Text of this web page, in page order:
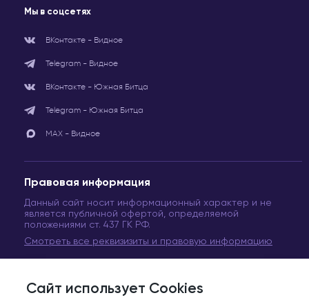
Сайт использует Cookies
Мы в соцсетях
ВКонтакте - Видное
Telegram - Видное
ВКонтакте - Южная Битца
Telegram - Южная Битца
МАХ - Видное
Правовая информация
Данный сайт носит информационный характер и не
является публичной офертой, определяемой
положениями ст. 437 ГК РФ.
Смотреть все реквизизиты и правовую информацию
© Сеть медицинских центров «Вита Медикус». 2011-2024